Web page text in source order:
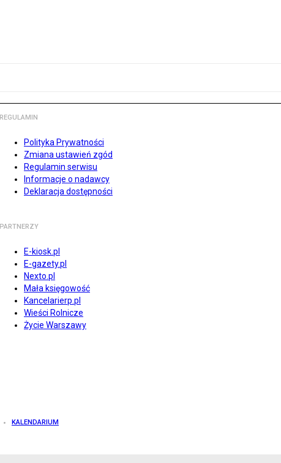
REGULAMIN
Polityka Prywatności
Zmiana ustawień zgód
Regulamin serwisu
Informacje o nadawcy
Deklaracja dostępności
PARTNERZY
E-kiosk.pl
E-gazety.pl
Nexto.pl
Mała księgowość
Kancelarierp.pl
Wieści Rolnicze
Życie Warszawy
KALENDARIUM